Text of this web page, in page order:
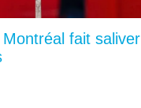
fait saliver